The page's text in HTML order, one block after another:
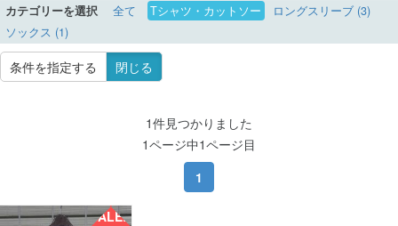
カテゴリーを選択 全て Tシャツ・カットソー
ロングスリーブ (3)
ソックス (1)
条件を指定する 閉じる
1件見つかりました
1ページ中1ページ目
1
SALE!!